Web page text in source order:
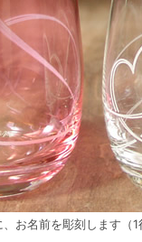
お名前を彫刻します（1